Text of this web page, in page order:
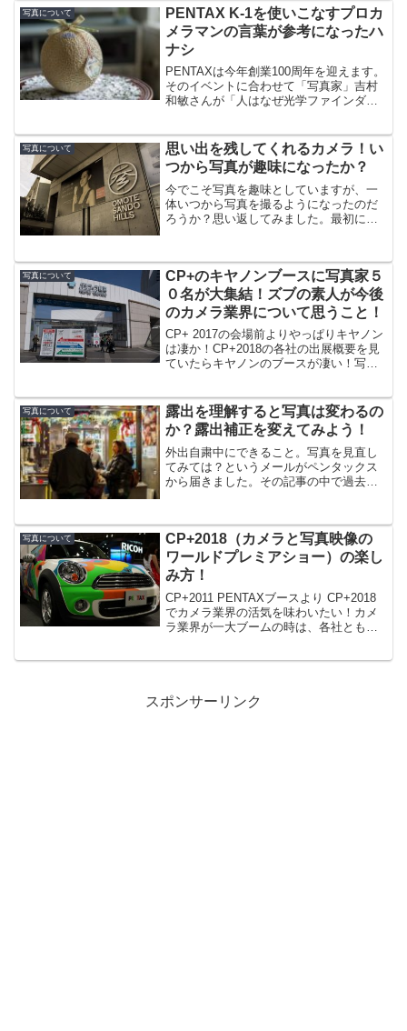
するあらゆる機能の閲覧、保管、選択、
検索、現...
写真について
PENTAX K-1を使いこなすプロカ
メラマンの言葉が参考になったハ
ナシ
PENTAXは今年創業100周年を迎えます。
そのイベントに合わせて「写真家」吉村
和敏さんが「人はなぜ光学ファインダー
常に参考になり、楽しく読ませていただ
きました。記...
写真について
思い出を残してくれるカメラ！い
つから写真が趣味になったか？
今でこそ写真を趣味としていますが、一
体いつから写真を撮るようになったのだ
ろうか？思い返してみました。最初にカ
マンが同行して僕らの様子を写真に収め
ていました。その写真を廊...
写真について
CP+のキヤノンブースに写真家５
０名が大集結！ズブの素人が今後
のカメラ業界について思うこと！
CP+ 2017の会場前よりやっぱりキヤノン
は凄か！CP+2018の各社の出展概要を見
ていたらキヤノンのブースが凄い！写真
レフトステージの２つのステージを用意
するようで...
写真について
露出を理解すると写真は変わるの
か？露出補正を変えてみよう！
外出自粛中にできること。写真を見直し
てみては？というメールがペンタックス
から届きました。その記事の中で過去写
補正のことだけど、カメラって何も操作
しないとネズミ色にしよう...
写真について
CP+2018（カメラと写真映像の
ワールドプレミアショー）の楽し
み方！
CP+2011 PENTAXブースより CP+2018
でカメラ業界の活気を味わいたい！カメ
ラ業界が一大ブームの時は、各社とも有
スポンサーリンク